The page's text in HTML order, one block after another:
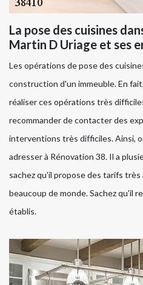
La pose des cuisines
Martin D Uriage et ses
Les opérations de pose des
construction d'un immeuble. En
réaliser ces opérations très
recommander de contacter des
interventions très difficiles. Ainsi,
adresser à Rénovation 38. Il a
sachez qu'il propose des tarifs
beaucoup de monde. Sachez qu'il
établis.